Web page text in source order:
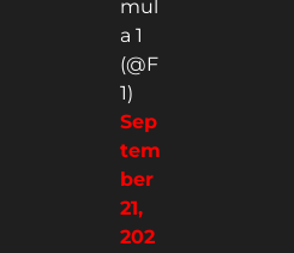
mul
a 1
(@F
1)
Sep
tem
ber
21,
202